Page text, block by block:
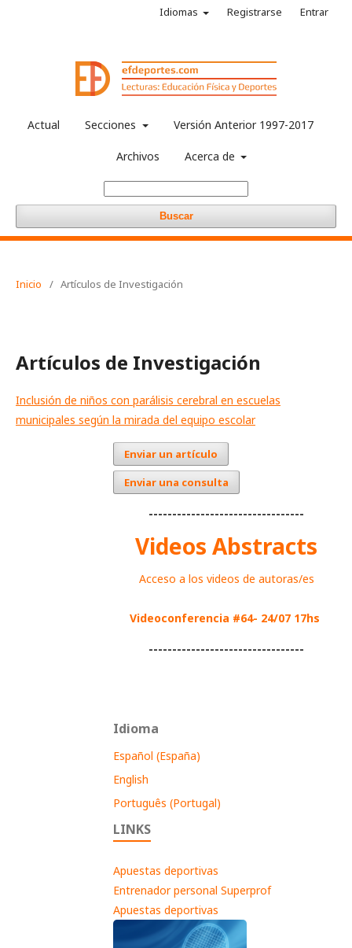
Actual Secciones Versión Anterior 1997-2017
Archivos Acerca de
Buscar
Idiomas Registrarse Entrar
Inicio / Artículos de Investigación
Artículos de Investigación
Inclusión de niños con parálisis cerebral en escuelas
municipales según la mirada del equipo escolar
Enviar un artículo
Enviar una consulta
---------------------------------
Videos Abstracts
Acceso a los videos de autoras/es
Videoconferencia #64- 24/07 17hs
---------------------------------
Idioma
Español (España)
English
Português (Portugal)
LINKS
Apuestas deportivas
Entrenador personal Superprof
Apuestas deportivas